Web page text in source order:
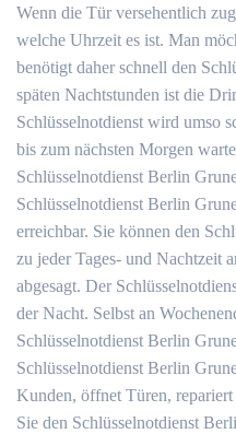
Wenn die Tür versehentlich
welche Uhrzeit es ist. Man
benötigt daher schnell den
späten Nachtstunden ist die
Schlüsselnotdienst wird umso
bis zum nächsten Morgen
Schlüsselnotdienst Berlin
Schlüsselnotdienst Berlin
erreichbar. Sie können den
zu jeder Tages- und Nachtzeit
abgesagt. Der
der Nacht. Selbst an
Schlüsselnotdienst Berlin
Schlüsselnotdienst Berlin
Kunden, öffnet Türen,
Sie den Schlüsselnotdienst